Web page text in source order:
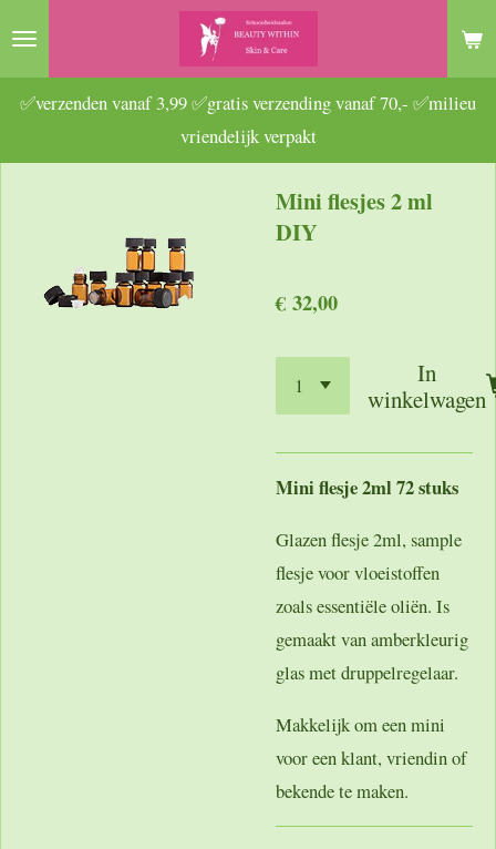
Ga
naar
hoofdinhoud
✅verzenden vanaf 3,99 ✅gratis verzending vanaf 70,- ✅milieu
vriendelijk verpakt
Mini flesjes 2 ml
DIY
€ 32,00
In
winkelwagen
Mini flesje 2ml 72 stuks
Glazen flesje 2ml, sample
flesje voor vloeistoffen
zoals essentiële oliën. Is
gemaakt van amberkleurig
glas met druppelregelaar.
Makkelijk om een mini
voor een klant, vriendin of
bekende te maken.